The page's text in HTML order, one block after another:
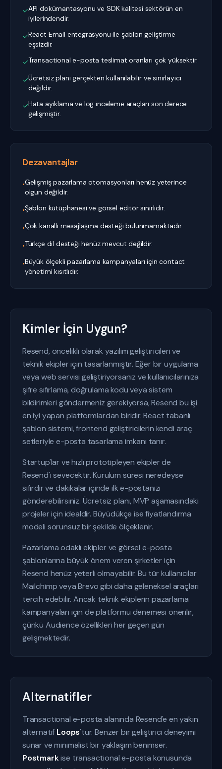
✓API dokümantasyonu ve SDK kalitesi sektörün en
iyilerindendir.
✓React Email entegrasyonu ile şablon geliştirme
eşsizdir.
✓Transactional e-posta teslimat oranları çok yüksektir.
✓Ücretsiz planı gerçekten kullanılabilir ve sınırlayıcı
değildir.
✓Hata ayıklama ve log inceleme araçları son derece
gelişmiştir.
Dezavantajlar
•Gelişmiş pazarlama otomasyonları henüz yeterince
olgun değildir.
•Şablon kütüphanesi ve görsel editör sınırlıdır.
•Çok kanallı mesajlaşma desteği bulunmamaktadır.
•Türkçe dil desteği henüz mevcut değildir.
•Büyük ölçekli pazarlama kampanyaları için contact
yönetimi kısıtlıdır.
Kimler İçin Uygun?
Resend, öncelikli olarak yazılım geliştiricileri ve
teknik ekipler için tasarlanmıştır. Eğer bir uygulama
veya web servisi geliştiriyorsanız ve kullanıcılarınıza
şifre sıfırlama, doğrulama kodu veya sistem
bildirimleri göndermeniz gerekiyorsa, Resend bu işi
en iyi yapan platformlardan biridir. React tabanlı
şablon sistemi, frontend geliştiricilerin kendi araç
setleriyle e-posta tasarlama imkanı tanır.
Startup'lar ve hızlı prototipleyen ekipler de
Resend'i sevecektir. Kurulum süresi neredeyse
sıfırdır ve dakikalar içinde ilk e-postanızı
gönderebilirsiniz. Ücretsiz planı, MVP aşamasındaki
projeler için idealdir. Büyüdükçe ise fiyatlandırma
modeli sorunsuz bir şekilde ölçeklenir.
Pazarlama odaklı ekipler ve görsel e-posta
şablonlarına büyük önem veren şirketler için
Resend henüz yeterli olmayabilir. Bu tür kullanıcılar
Mailchimp veya Brevo gibi daha geleneksel araçları
tercih edebilir. Ancak teknik ekiplerin pazarlama
kampanyaları için de platformu denemesi önerilir,
çünkü Audience özellikleri her geçen gün
gelişmektedir.
Alternatifler
Transactional e-posta alanında Resend'e en yakın
alternatif Loops'tur. Benzer bir geliştirici deneyimi
sunar ve minimalist bir yaklaşım benimser.
Postmarkise transactional e-posta konusunda